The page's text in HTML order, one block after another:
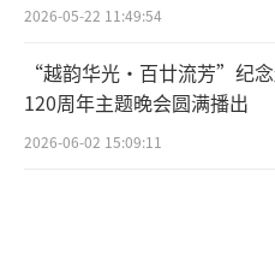
2026-05-22 11:49:54
“越韵华光·百廿流芳”纪
120周年主题晚会圆满播出
2026-06-02 15:09:11